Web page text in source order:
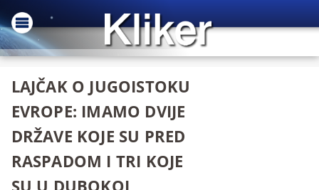
LAJČAK O JUGOISTOKU
EVROPE: IMAMO DVIJE
DRŽAVE KOJE SU PRED
RASPADOM I TRI KOJE
SU U DUBOKOJ